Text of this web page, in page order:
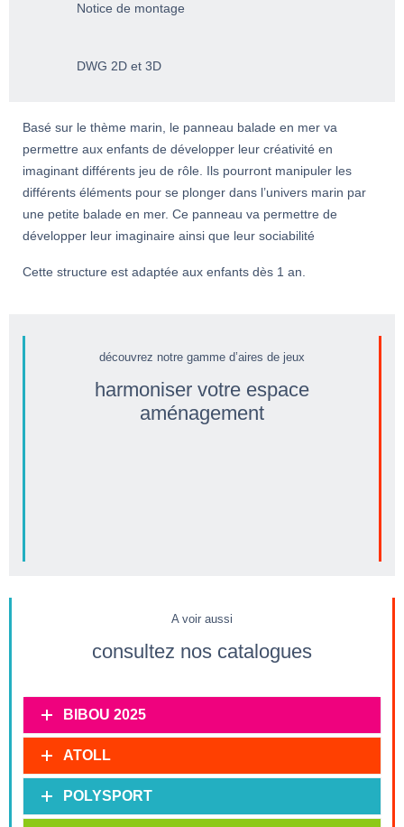
Notice de montage
DWG 2D et 3D
Basé sur le thème marin, le panneau balade en mer va
permettre aux enfants de développer leur créativité en
imaginant différents jeu de rôle. Ils pourront manipuler les
différents éléments pour se plonger dans l’univers marin par
une petite balade en mer. Ce panneau va permettre de
développer leur imaginaire ainsi que leur sociabilité
Cette structure est adaptée aux enfants dès 1 an.
découvrez notre gamme d’aires de jeux
harmoniser votre espace
aménagement
A voir aussi
consultez nos catalogues
BIBOU 2025
ATOLL
POLYSPORT